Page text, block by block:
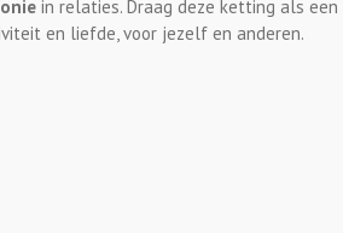
in relaties. Draag deze ketting als
en liefde, voor jezelf en anderen.